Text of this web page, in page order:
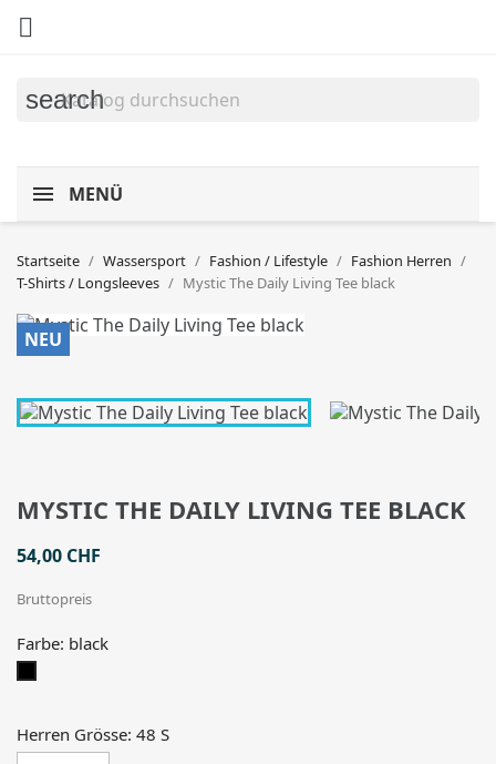

search
MENÜ
Startseite Wassersport Fashion / Lifestyle
Fashion Herren
T-Shirts / Longsleeves
Mystic The Daily Living Tee black
NEU
MYSTIC THE DAILY LIVING TEE BLACK
54,00 CHF
Bruttopreis
Farbe: black
Herren Grösse: 48 S